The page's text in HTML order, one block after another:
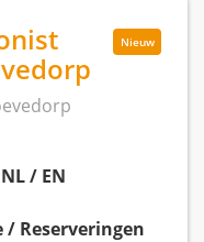
Nieuw
/ EN
/ Reserveringen